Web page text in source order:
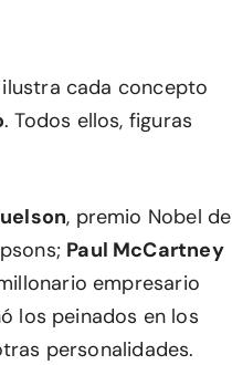
cada concepto
. Todos ellos, figuras
, premio Nobel de
Paul McCartney
empresario
los peinados en los
personalidades.